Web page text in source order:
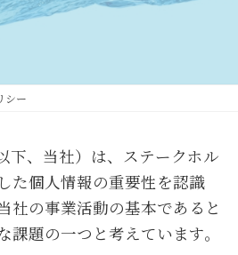
シー
下、当社）は、ステークホル
た個人情報の重要性を認識
社の事業活動の基本であると
題の一つと考えています。